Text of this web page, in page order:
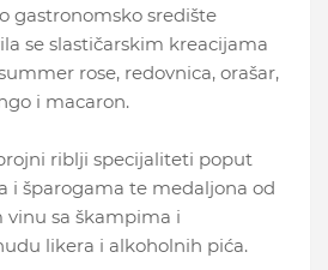
gastronomsko središte
se slastičarskim kreacijama
rose, redovnica, orašar,
i macaron.
riblji specijaliteti poput
i šparogama te medaljona od
sa škampima i
likera i alkoholnih pića.